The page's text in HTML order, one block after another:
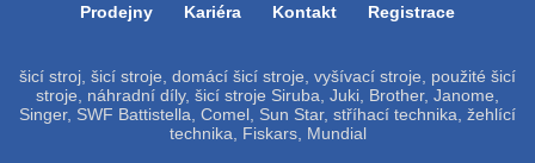
Prodejny Kariéra Kontakt Registrace
šicí stroj, šicí stroje, domácí šicí stroje, vyšívací stroje, použité šicí
stroje, náhradní díly, šicí stroje Siruba, Juki, Brother, Janome,
Singer, SWF Battistella, Comel, Sun Star, stříhací technika, žehlící
technika, Fiskars, Mundial